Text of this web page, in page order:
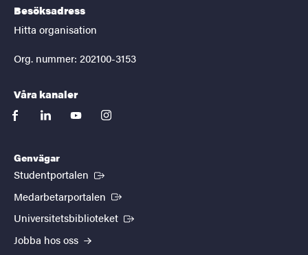
Besöksadress
Hitta organisation
Org. nummer: 202100-3153
Våra kanaler
facebooklinkedinyoutubeinstagram
Genvägar
Studentportalen (Extern länk)
Medarbetarportalen (Extern länk)
Universitetsbiblioteket (Extern länk)
Jobba hos oss